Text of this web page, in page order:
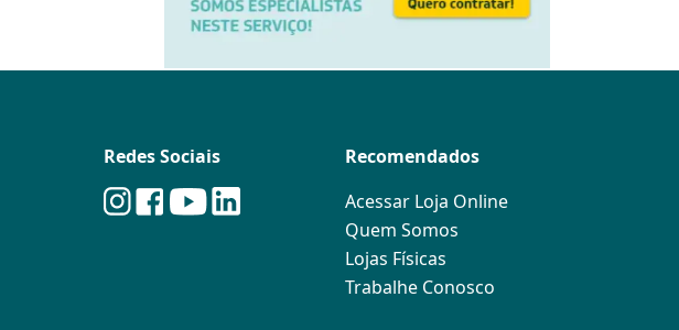
Redes Sociais
Recomendados
Acessar Loja Online
Quem Somos
Lojas Físicas
Trabalhe Conosco